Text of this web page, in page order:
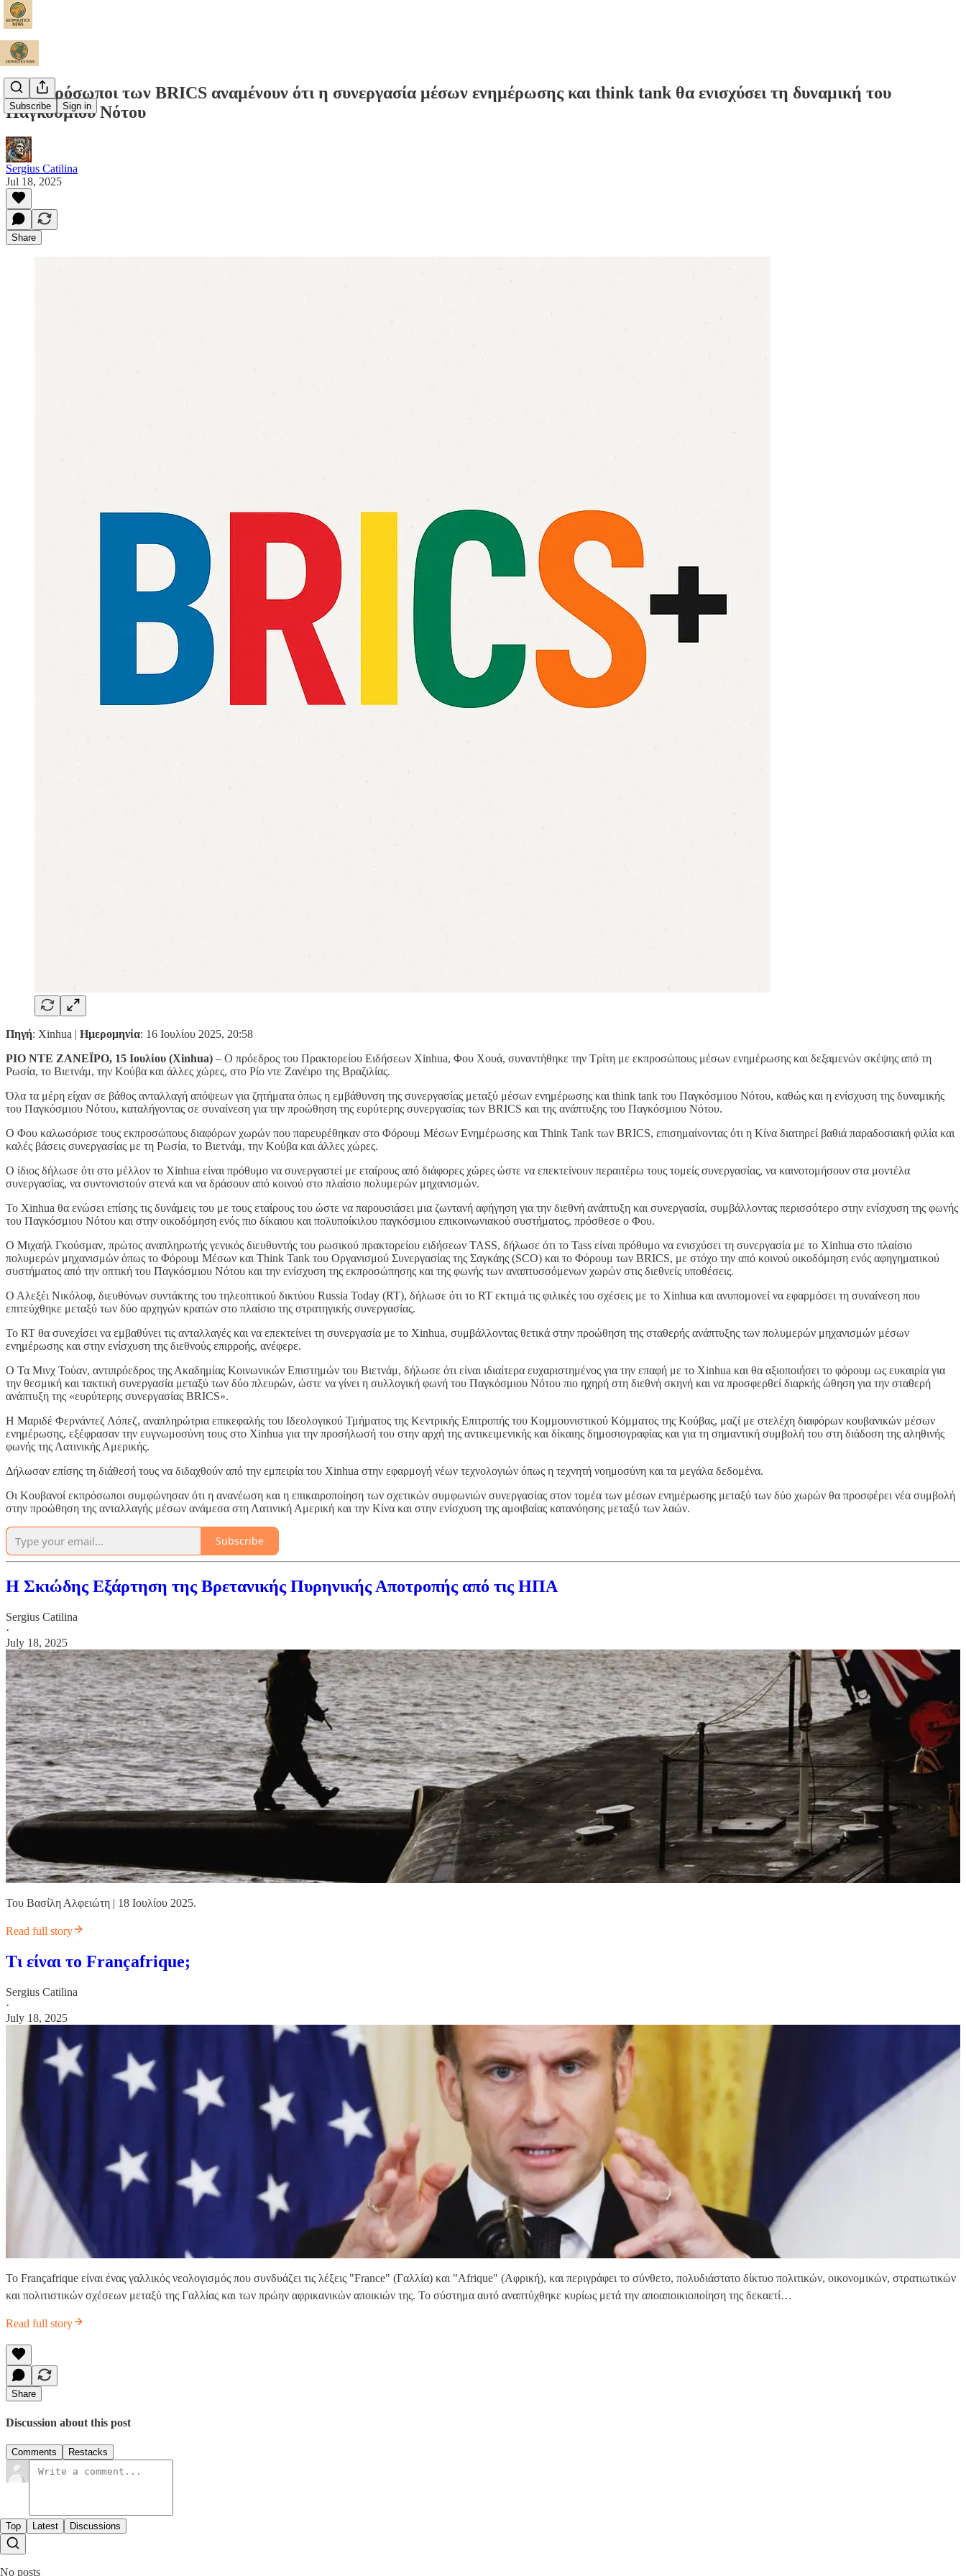
Subscribe Sign in
Οι εκπρόσωποι των BRICS αναμένουν ότι η συνεργασία μέσων ενημέρωσης και think tank θα ενισχύσει τη δυναμική του
Παγκόσμιου Νότου
Sergius Catilina
Jul 18, 2025
Share
Πηγή: Xinhua | Ημερομηνία: 16 Ιουλίου 2025, 20:58
ΡΙΟ ΝΤΕ ΖΑΝΕΪΡΟ, 15 Ιουλίου (Xinhua) – Ο πρόεδρος του Πρακτορείου Ειδήσεων Xinhua, Φου Χουά, συναντήθηκε την Τρίτη με εκπροσώπους μέσων ενημέρωσης και δεξαμενών σκέψης από τη
Ρωσία, το Βιετνάμ, την Κούβα και άλλες χώρες, στο Ρίο ντε Ζανέιρο της Βραζιλίας.
Όλα τα μέρη είχαν σε βάθος ανταλλαγή απόψεων για ζητήματα όπως η εμβάθυνση της συνεργασίας μεταξύ μέσων ενημέρωσης και think tank του Παγκόσμιου Νότου, καθώς και η ενίσχυση της δυναμικής
του Παγκόσμιου Νότου, καταλήγοντας σε συναίνεση για την προώθηση της ευρύτερης συνεργασίας των BRICS και της ανάπτυξης του Παγκόσμιου Νότου.
Ο Φου καλωσόρισε τους εκπροσώπους διαφόρων χωρών που παρευρέθηκαν στο Φόρουμ Μέσων Ενημέρωσης και Think Tank των BRICS, επισημαίνοντας ότι η Κίνα διατηρεί βαθιά παραδοσιακή φιλία και
καλές βάσεις συνεργασίας με τη Ρωσία, το Βιετνάμ, την Κούβα και άλλες χώρες.
Ο ίδιος δήλωσε ότι στο μέλλον το Xinhua είναι πρόθυμο να συνεργαστεί με εταίρους από διάφορες χώρες ώστε να επεκτείνουν περαιτέρω τους τομείς συνεργασίας, να καινοτομήσουν στα μοντέλα
συνεργασίας, να συντονιστούν στενά και να δράσουν από κοινού στο πλαίσιο πολυμερών μηχανισμών.
Το Xinhua θα ενώσει επίσης τις δυνάμεις του με τους εταίρους του ώστε να παρουσιάσει μια ζωντανή αφήγηση για την διεθνή ανάπτυξη και συνεργασία, συμβάλλοντας περισσότερο στην ενίσχυση της φωνής
του Παγκόσμιου Νότου και στην οικοδόμηση ενός πιο δίκαιου και πολυποίκιλου παγκόσμιου επικοινωνιακού συστήματος, πρόσθεσε ο Φου.
Ο Μιχαήλ Γκούσμαν, πρώτος αναπληρωτής γενικός διευθυντής του ρωσικού πρακτορείου ειδήσεων TASS, δήλωσε ότι το Tass είναι πρόθυμο να ενισχύσει τη συνεργασία με το Xinhua στο πλαίσιο
πολυμερών μηχανισμών όπως το Φόρουμ Μέσων και Think Tank του Οργανισμού Συνεργασίας της Σαγκάης (SCO) και το Φόρουμ των BRICS, με στόχο την από κοινού οικοδόμηση ενός αφηγηματικού
συστήματος από την οπτική του Παγκόσμιου Νότου και την ενίσχυση της εκπροσώπησης και της φωνής των αναπτυσσόμενων χωρών στις διεθνείς υποθέσεις.
Ο Αλεξέι Νικόλοφ, διευθύνων συντάκτης του τηλεοπτικού δικτύου Russia Today (RT), δήλωσε ότι το RT εκτιμά τις φιλικές του σχέσεις με το Xinhua και ανυπομονεί να εφαρμόσει τη συναίνεση που
επιτεύχθηκε μεταξύ των δύο αρχηγών κρατών στο πλαίσιο της στρατηγικής συνεργασίας.
Το RT θα συνεχίσει να εμβαθύνει τις ανταλλαγές και να επεκτείνει τη συνεργασία με το Xinhua, συμβάλλοντας θετικά στην προώθηση της σταθερής ανάπτυξης των πολυμερών μηχανισμών μέσων
ενημέρωσης και στην ενίσχυση της διεθνούς επιρροής, ανέφερε.
Ο Τα Μινχ Τούαν, αντιπρόεδρος της Ακαδημίας Κοινωνικών Επιστημών του Βιετνάμ, δήλωσε ότι είναι ιδιαίτερα ευχαριστημένος για την επαφή με το Xinhua και θα αξιοποιήσει το φόρουμ ως ευκαιρία για
την θεσμική και τακτική συνεργασία μεταξύ των δύο πλευρών, ώστε να γίνει η συλλογική φωνή του Παγκόσμιου Νότου πιο ηχηρή στη διεθνή σκηνή και να προσφερθεί διαρκής ώθηση για την σταθερή
ανάπτυξη της «ευρύτερης συνεργασίας BRICS».
Η Μαριδέ Φερνάντεζ Λόπεζ, αναπληρώτρια επικεφαλής του Ιδεολογικού Τμήματος της Κεντρικής Επιτροπής του Κομμουνιστικού Κόμματος της Κούβας, μαζί με στελέχη διαφόρων κουβανικών μέσων
ενημέρωσης, εξέφρασαν την ευγνωμοσύνη τους στο Xinhua για την προσήλωσή του στην αρχή της αντικειμενικής και δίκαιης δημοσιογραφίας και για τη σημαντική συμβολή του στη διάδοση της αληθινής
φωνής της Λατινικής Αμερικής.
Δήλωσαν επίσης τη διάθεσή τους να διδαχθούν από την εμπειρία του Xinhua στην εφαρμογή νέων τεχνολογιών όπως η τεχνητή νοημοσύνη και τα μεγάλα δεδομένα.
Οι Κουβανοί εκπρόσωποι συμφώνησαν ότι η ανανέωση και η επικαιροποίηση των σχετικών συμφωνιών συνεργασίας στον τομέα των μέσων ενημέρωσης μεταξύ των δύο χωρών θα προσφέρει νέα συμβολή
στην προώθηση της ανταλλαγής μέσων ανάμεσα στη Λατινική Αμερική και την Κίνα και στην ενίσχυση της αμοιβαίας κατανόησης μεταξύ των λαών.
Subscribe
Η Σκιώδης Εξάρτηση της Βρετανικής Πυρηνικής Αποτροπής από τις ΗΠΑ
Sergius Catilina
·
July 18, 2025
Του Βασίλη Αλφειώτη | 18 Ιουλίου 2025.
Read full story
Τι είναι το Françafrique;
Sergius Catilina
·
July 18, 2025
Το Françafrique είναι ένας γαλλικός νεολογισμός που συνδυάζει τις λέξεις "France" (Γαλλία) και "Afrique" (Αφρική), και περιγράφει το σύνθετο, πολυδιάστατο δίκτυο πολιτικών, οικονομικών, στρατιωτικών
και πολιτιστικών σχέσεων μεταξύ της Γαλλίας και των πρώην αφρικανικών αποικιών της. Το σύστημα αυτό αναπτύχθηκε κυρίως μετά την αποαποικιοποίηση της δεκαετί…
Read full story
Share
Discussion about this post
Comments Restacks
Top Latest Discussions
No posts